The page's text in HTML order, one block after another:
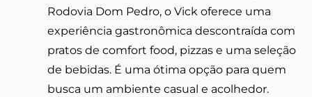
Rodovia Dom Pedro, o Vick oferece uma
experiência gastronômica descontraída com
pratos de comfort food, pizzas e uma seleção
de bebidas. É uma ótima opção para quem
busca um ambiente casual e acolhedor.